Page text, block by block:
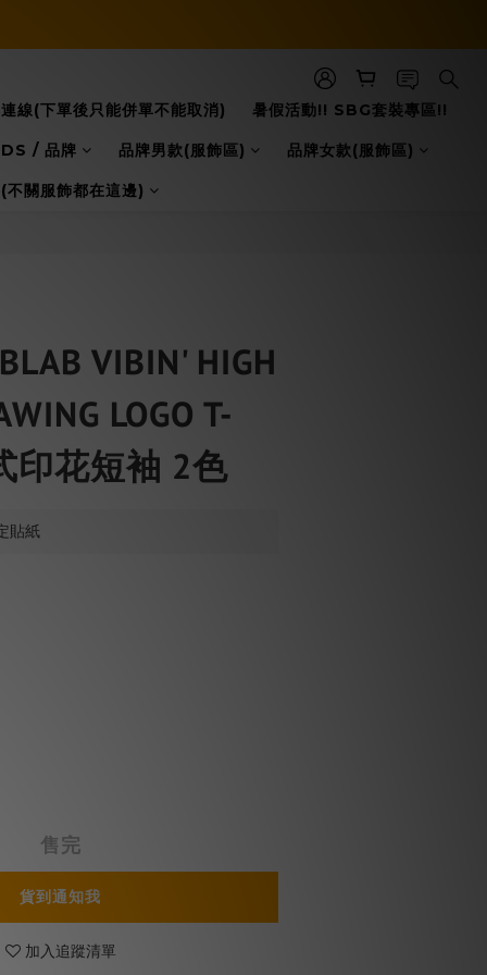
線(下單後只能併單不能取消) 暑假活動!! SBG套裝專區!!
/ 品牌 品牌男款(服飾區) 品牌女款(服飾區)
關服飾都在這邊)
VIBIN' HIGH
LOGO T-
印花短袖 2色
貼紙
售完
貨到通知我
加入追蹤清單